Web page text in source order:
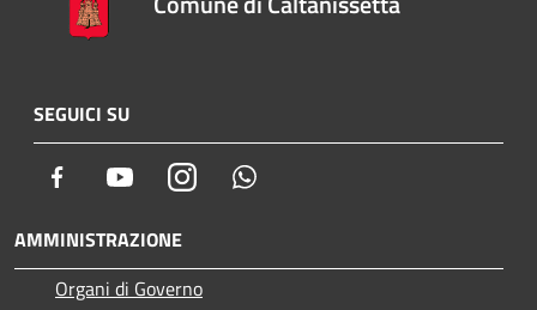
SEGUICI SU
Facebook YoutubeInstagram
AMMINISTRAZIONE
Organi di Governo